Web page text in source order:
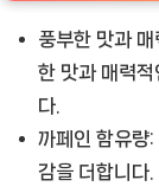
풍부한 맛과
한 맛과 매력적
다.
까페인 함유량:
감을 더합니다.